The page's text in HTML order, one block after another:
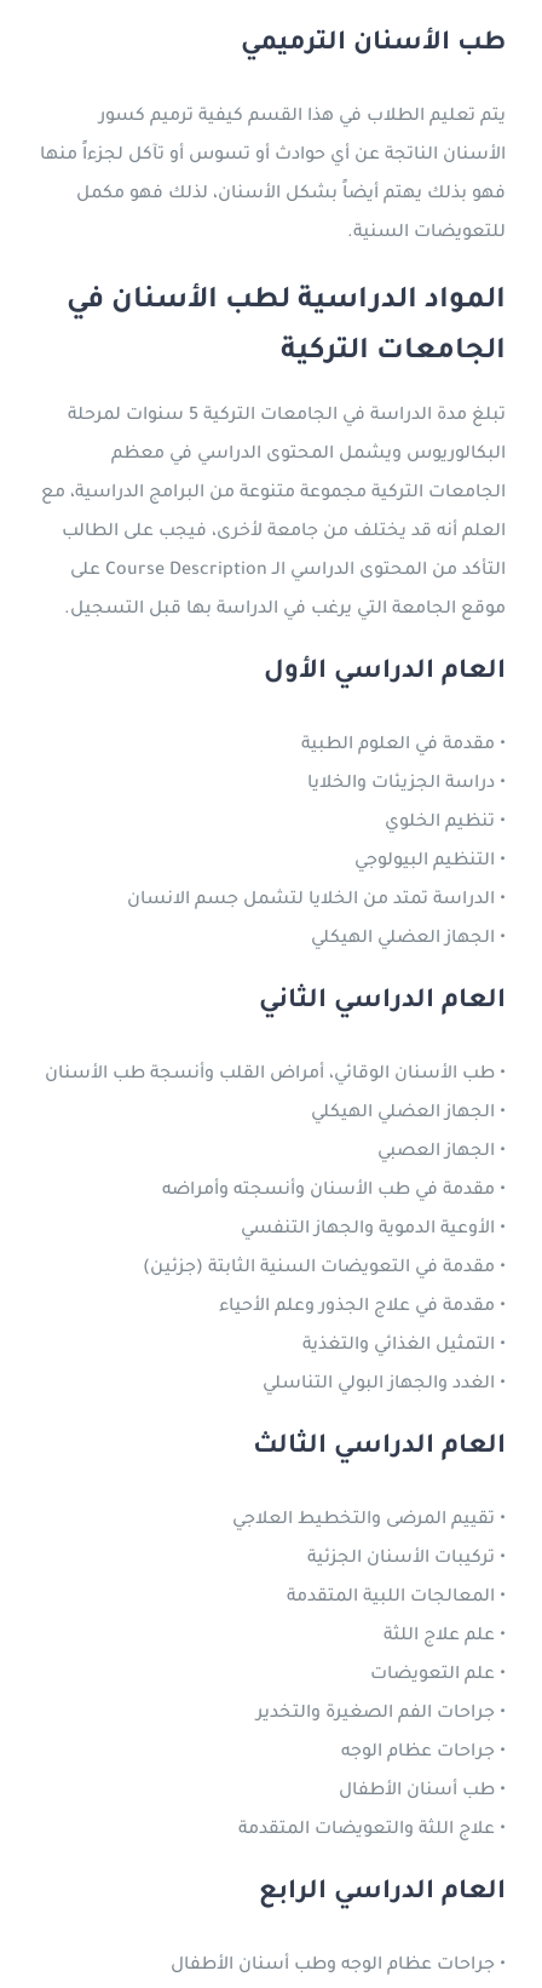
طب الأسنان الترميمي
يتم تعليم الطلاب في هذا القسم كيفية ترميم كسور
الأسنان الناتجة عن أي حوادث أو تسوس أو تآكل لجزءاً منها
فهو بذلك يهتم أيضاً بشكل الأسنان، لذلك فهو مكمل
للتعويضات السنية.
المواد الدراسية لطب الأسنان في
الجامعات التركية
تبلغ مدة الدراسة في الجامعات التركية 5 سنوات لمرحلة
البكالوريوس ويشمل المحتوى الدراسي في معظم
الجامعات التركية مجموعة متنوعة من البرامج الدراسية، مع
العلم أنه قد يختلف من جامعة لأخرى، فيجب على الطالب
التأكد من المحتوى الدراسي الـ Course Description على
موقع الجامعة التي يرغب في الدراسة بها قبل التسجيل.
العام الدراسي الأول
• مقدمة في العلوم الطبية
• دراسة الجزيئات والخلايا
• تنظيم الخلوي
• التنظيم البيولوجي
• الدراسة تمتد من الخلايا لتشمل جسم الانسان
• الجهاز العضلي الهيكلي
العام الدراسي الثاني
• طب الأسنان الوقائي، أمراض القلب وأنسجة طب الأسنان
• الجهاز العضلي الهيكلي
• الجهاز العصبي
• مقدمة في طب الأسنان وأنسجته وأمراضه
• الأوعية الدموية والجهاز التنفسي
• مقدمة في التعويضات السنية الثابتة (جزئين)
• مقدمة في علاج الجذور وعلم الأحياء
• التمثيل الغذائي والتغذية
• الغدد والجهاز البولي التناسلي
العام الدراسي الثالث
• تقييم المرضى والتخطيط العلاجي
• تركيبات الأسنان الجزئية
• المعالجات اللبية المتقدمة
• علم علاج اللثة
• علم التعويضات
• جراحات الفم الصغيرة والتخدير
• جراحات عظام الوجه
• طب أسنان الأطفال
• علاج اللثة والتعويضات المتقدمة
العام الدراسي الرابع
• جراحات عظام الوجه وطب أسنان الأطفال